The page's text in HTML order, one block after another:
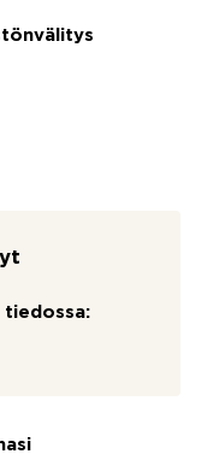
tiedossa: